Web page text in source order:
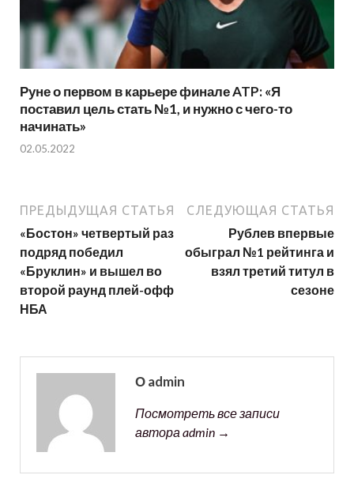
Руне о первом в карьере финале ATP: «Я
поставил цель стать №1, и нужно с чего-то
начинать»
02.05.2022
ПРЕДЫДУЩАЯ СТАТЬЯ
«Бостон» четвертый раз
подряд победил
«Бруклин» и вышел во
второй раунд плей-офф
НБА
СЛЕДУЮЩАЯ СТАТЬЯ
Рублев впервые
обыграл №1 рейтинга и
взял третий титул в
сезоне
О admin
Посмотреть все записи
автора admin →